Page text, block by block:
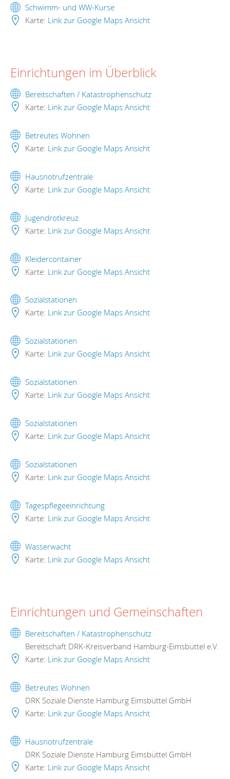
Schwimm- und WW-Kurse
Karte: Link zur Google Maps Ansicht
Einrichtungen im Überblick
Bereitschaften / Katastrophenschutz
Karte: Link zur Google Maps Ansicht
Betreutes Wohnen
Karte: Link zur Google Maps Ansicht
Hausnotrufzentrale
Karte: Link zur Google Maps Ansicht
Jugendrotkreuz
Karte: Link zur Google Maps Ansicht
Kleidercontainer
Karte: Link zur Google Maps Ansicht
Sozialstationen
Karte: Link zur Google Maps Ansicht
Sozialstationen
Karte: Link zur Google Maps Ansicht
Sozialstationen
Karte: Link zur Google Maps Ansicht
Sozialstationen
Karte: Link zur Google Maps Ansicht
Sozialstationen
Karte: Link zur Google Maps Ansicht
Tagespflegeeinrichtung
Karte: Link zur Google Maps Ansicht
Wasserwacht
Karte: Link zur Google Maps Ansicht
Einrichtungen und Gemeinschaften
Bereitschaften / Katastrophenschutz
Bereitschaft DRK-Kreisverband Hamburg-Eimsbüttel e.V.
Karte: Link zur Google Maps Ansicht
Betreutes Wohnen
DRK Soziale Dienste Hamburg Eimsbüttel GmbH
Karte: Link zur Google Maps Ansicht
Hausnotrufzentrale
DRK Soziale Dienste Hamburg Eimsbüttel GmbH
Karte: Link zur Google Maps Ansicht